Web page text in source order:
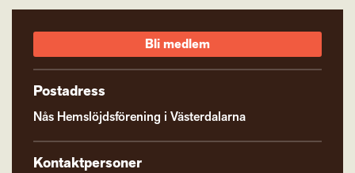
Bli medlem
Postadress
Nås Hemslöjdsförening i Västerdalarna
Kontaktpersoner